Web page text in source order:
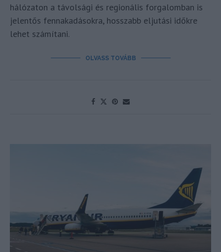
hálózaton a távolsági és regionális forgalomban is
jelentős fennakadásokra, hosszabb eljutási időkre
lehet számítani.
OLVASS TOVÁBB